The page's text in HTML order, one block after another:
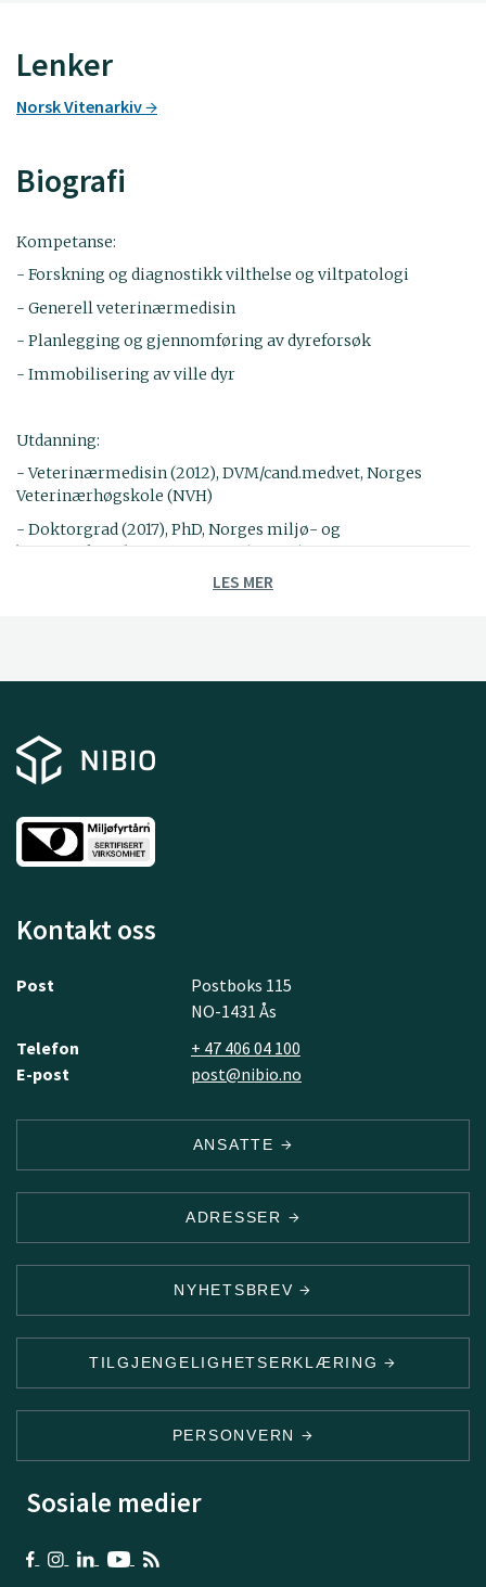
Lenker
Norsk Vitenarkiv
Biografi
Kompetanse:
- Forskning og diagnostikk vilthelse og viltpatologi
- Generell veterinærmedisin
- Planlegging og gjennomføring av dyreforsøk
- Immobilisering av ville dyr
Utdanning:
- Veterinærmedisin (2012), DVM/cand.med.vet, Norges
Veterinærhøgskole (NVH)
- Doktorgrad (2017), PhD, Norges miljø- og
biovitenskapelige universitet (NMBU)
LES MER
Kontakt oss
Post
Postboks 115
NO-1431 Ås
Telefon
+ 47 406 04 100
E-post
post@nibio.no
ANSATTE
ADRESSER
NYHETSBREV
TILGJENGELIGHETSERKLÆRING
PERSONVERN
Sosiale medier